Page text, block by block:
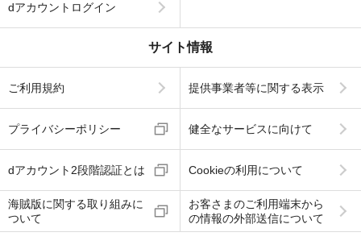
dアカウントログイン
サイト情報
ご利用規約 提供事業者等に関する表示
プライバシーポリシー 健全なサービスに向けて
dアカウント2段階認証とは Cookieの利用について
海賊版に関する取り組みに
ついて
お客さまのご利用端末から
の情報の外部送信について